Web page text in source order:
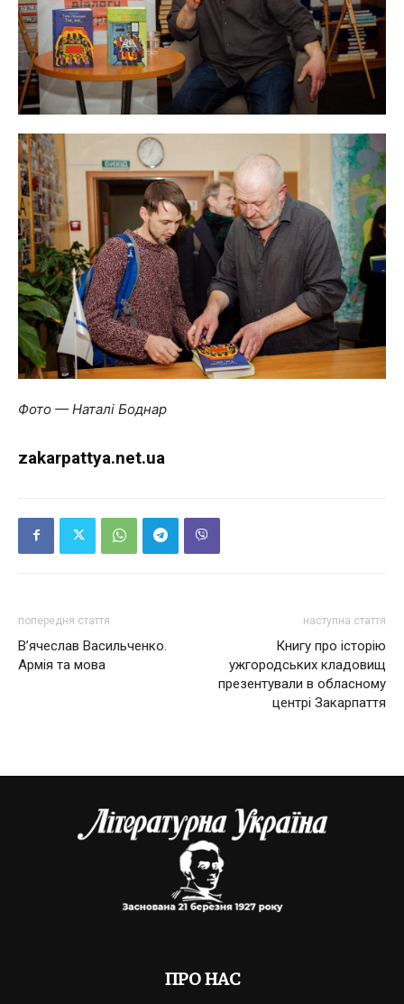
Фото — Наталі Боднар
zakarpattya.net.ua
попередня стаття
В’ячеслав Васильченко.
Армія та мова
наступна стаття
Книгу про історію
ужгородських кладовищ
презентували в обласному
центрі Закарпаття
ПРО НАС